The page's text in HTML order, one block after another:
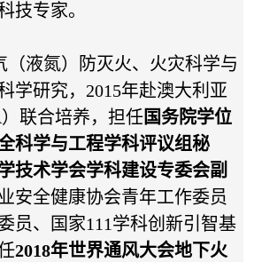
技专家。
（液氮）防灭火、火灾科学与
学研究，2015年赴澳大利亚
联合培养，担任国务院学位
科学与工程学科评议组秘
技术学会学科建设专委会副
安全健康协会青年工作委员
员、国家111学科创新引智基
2018年世界通风大会地下火